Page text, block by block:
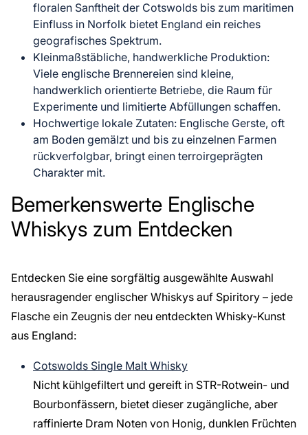
floralen Sanftheit der Cotswolds bis zum maritimen
Einfluss in Norfolk bietet England ein reiches
geografisches Spektrum.
Kleinmaßstäbliche, handwerkliche Produktion:
Viele englische Brennereien sind kleine,
handwerklich orientierte Betriebe, die Raum für
Experimente und limitierte Abfüllungen schaffen.
Hochwertige lokale Zutaten: Englische Gerste, oft
am Boden gemälzt und bis zu einzelnen Farmen
rückverfolgbar, bringt einen terroirgeprägten
Charakter mit.
Bemerkenswerte Englische
Whiskys zum Entdecken
Entdecken Sie eine sorgfältig ausgewählte Auswahl
herausragender englischer Whiskys auf Spiritory – jede
Flasche ein Zeugnis der neu entdeckten Whisky-Kunst
aus England:
Cotswolds Single Malt Whisky
Nicht kühlgefiltert und gereift in STR-Rotwein- und
Bourbonfässern, bietet dieser zugängliche, aber
raffinierte Dram Noten von Honig, dunklen Früchten